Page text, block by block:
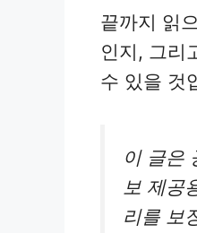
끝까지 읽
인지, 그리
수 있을 것
이 글은
보 제공
리를 보